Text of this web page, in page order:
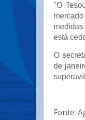
''O
está
O
de
Fonte: